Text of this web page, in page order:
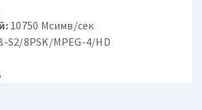
10750 Мсимв/сек
S2/8PSK/MPEG-4/HD